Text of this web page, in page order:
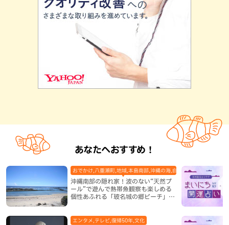
あなたへおすすめ！
沖縄南部の隠れ家！波のない“天然プ
ール”で遊んで熱帯魚観察も楽しめる
個性あふれる「玻名城の郷ビーチ」
おでかけ,八重瀬町,地域,本島南部,沖縄の海,自然
エンタメ,テレビ,復帰50年,文化